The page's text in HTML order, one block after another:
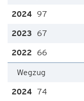
97
67
66
Wegzug
74